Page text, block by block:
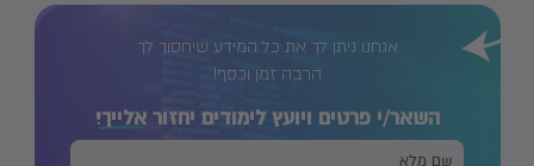
כושר מודרני ומלתחות. במכללה קיים מרכז לספורט מים, הכולל
בריכת שחיה מקורה, חדר כושר, קפיטריה, מלתחות ושירותים.
לרשות הסטודנטים עומדת רשת אלחוטית המאפשרת גלישה
בצורה אלחוטית בכל רחבי הקמפוס, וכן מערכת מקיפה של
שירותים, המאורגנת על-ידי אגודת הסטודנטים של המכללה. ***
אנחנו ניתן לך את כל המידע שיחסוך לך
הרבה זמן וכסף!
השאר/י פרטים ויועץ לימודים יחזוראלייך!